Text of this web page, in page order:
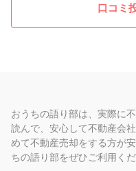
口コミ
おうちの語り部は、実際に
読んで、安心して不動産会
めて不動産売却をする方が
ちの語り部をぜひご利用くだ